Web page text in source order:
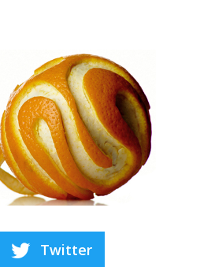
Twitter